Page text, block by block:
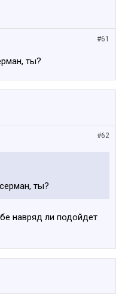
#61
ты?
#62
ты?
навряд ли подойдет